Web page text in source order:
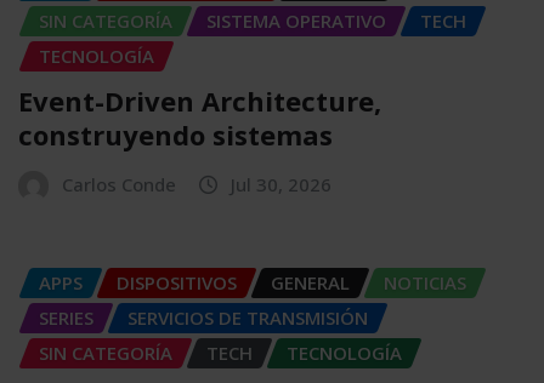
SIN CATEGORÍA
SISTEMA OPERATIVO
TECH
TECNOLOGÍA
Event-Driven Architecture,
construyendo sistemas
Carlos Conde Jul 30, 2026
APPS DISPOSITIVOS GENERAL
NOTICIAS
SERIES
SERVICIOS DE TRANSMISIÓN
SIN CATEGORÍA
TECH TECNOLOGÍA